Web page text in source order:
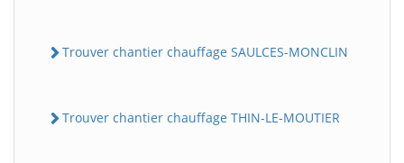
Trouver chantier chauffage SAULCES-MONCLIN
Trouver chantier chauffage THIN-LE-MOUTIER